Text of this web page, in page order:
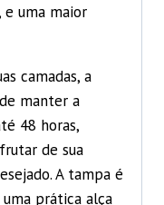
uma maior
camadas, a
manter a
48 horas,
de sua
A tampa é
prática alça